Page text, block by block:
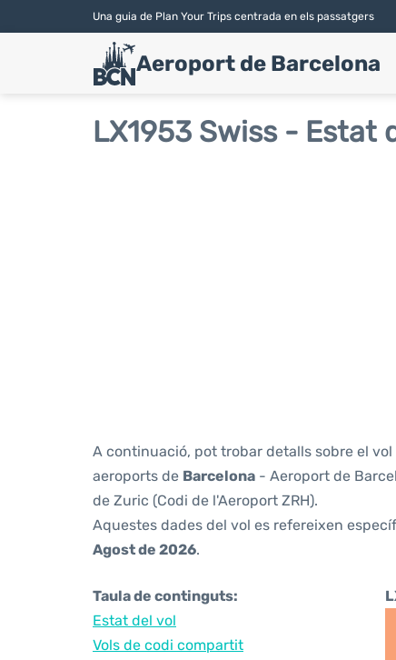
Una guia de Plan Your Trips centrada en els passatgers
Aeroport de Barcelona
LX1953 Swiss - Estat
A continuació, pot trobar detalls sobre el vol
aeroports de Barcelona - Aeroport de
de Zuric (Codi de l'Aeroport ZRH).
Aquestes dades del vol es refereixen
Agost de 2026.
Taula de continguts:
Estat del vol
Vols de codi compartit